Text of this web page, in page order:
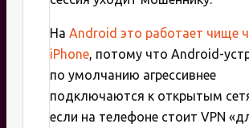
На Android это работает чище
iPhone, потому что Android-
по умолчанию агрессивнее
подключаются к открытым
если на телефоне стоит VPN